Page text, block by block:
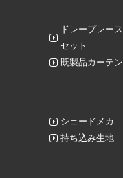
ドレープレース
セット
既製品カーテン
シェードメカ
持ち込み生地